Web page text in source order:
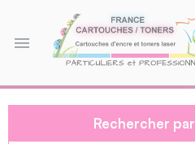
menu
Rechercher